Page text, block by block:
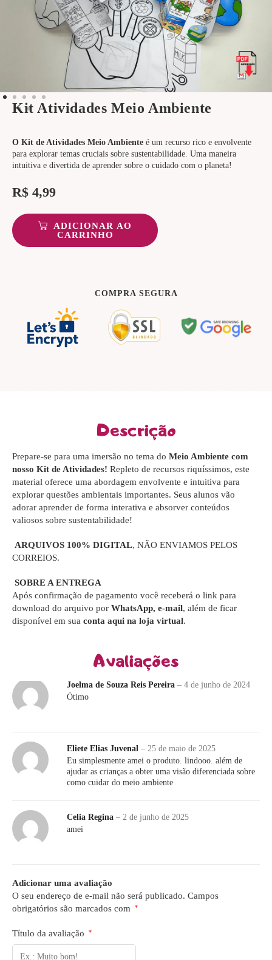
Kit Atividades Meio Ambiente
O Kit de Atividades Meio Ambiente é um recurso rico e envolvente
para explorar temas cruciais sobre sustentabilidade. Uma maneira
intuitiva e divertida de aprender sobre o cuidado com o planeta!
R$ 4,99
ADICIONAR AO
CARRINHO
COMPRA SEGURA
Descrição
Prepare-se para uma imersão no tema do Meio Ambiente com
nosso Kit de Atividades! Repleto de recursos riquíssimos, este
material oferece uma abordagem envolvente e intuitiva para
explorar questões ambientais importantes. Seus alunos vão
adorar aprender de forma interativa e absorver conteúdos
valiosos sobre sustentabilidade!
ARQUIVOS 100% DIGITAL, NÃO ENVIAMOS PELOS
CORREIOS.
SOBRE A ENTREGA
Após confirmação de pagamento você receberá o link para
download do arquivo por WhatsApp, e-mail, além de ficar
disponível em sua conta aqui na loja virtual.
Avaliações
Joelma de Souza Reis Pereira – 4 de junho de 2024
Ótimo
Eliete Elias Juvenal – 25 de maio de 2025
Eu simplesmente amei o produto. lindooo. além de
ajudar as crianças a obter uma visão diferenciada sobre
como cuidar do meio ambiente
Celia Regina – 2 de junho de 2025
amei
Adicionar uma avaliação
O seu endereço de e-mail não será publicado. Campos
obrigatórios são marcados com
*
Título da avaliação *